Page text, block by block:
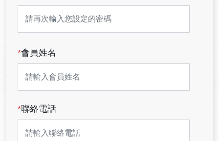
*會員姓名
*聯絡電話